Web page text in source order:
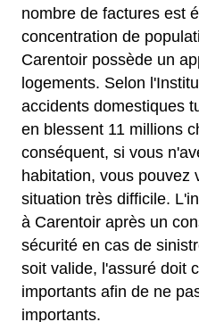
nombre de factures est
concentration de
Carentoir possède un
logements. Selon
accidents domestiques
en blessent 11 millions
conséquent, si vous
habitation, vous pouvez
situation très difficile.
à Carentoir après un
sécurité en cas de
soit valide, l'assuré doit
importants afin de ne
importants.